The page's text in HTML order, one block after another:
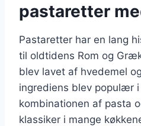
pastaretter
Pastaretter har en lang
til oldtidens Rom og
blev lavet af hvedemel
ingrediens blev populær
kombinationen af pasta
klassiker i mange